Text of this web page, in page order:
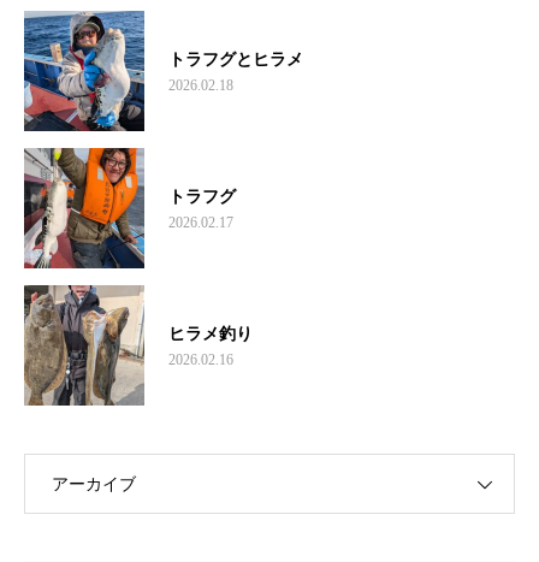
トラフグとヒラメ
2026.02.18
トラフグ
2026.02.17
ヒラメ釣り
2026.02.16
アーカイブ